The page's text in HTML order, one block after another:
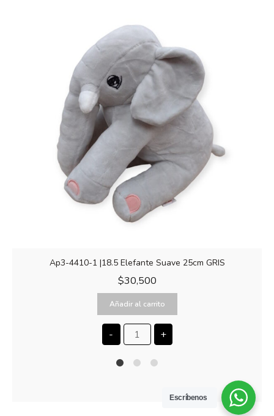
Ap3-4410-1 |18.5 Elefante Suave 25cm GRIS
$30,500
Añadir al carrito
- +
Escríbenos